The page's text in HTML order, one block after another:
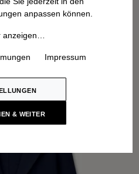
anpassen können.
anzeigen…
Impressum
& WEITER